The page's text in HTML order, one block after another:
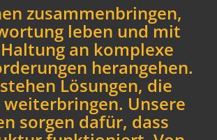
zusammenbringen,
leben und mit
an komplexe
herangehen.
Lösungen, die
Unsere
sorgen dafür, dass